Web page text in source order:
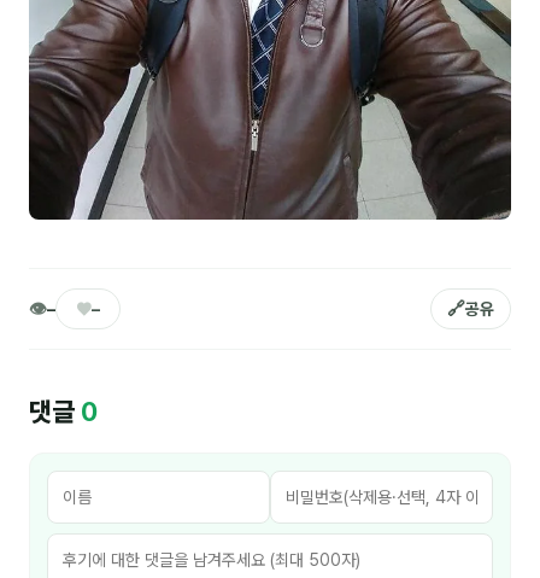
김종무
김지혜
김휘
노준영
박혜랑
오미영
윤석현
은종성
이상미
👁– ♥– 🔗공유
댓글 0